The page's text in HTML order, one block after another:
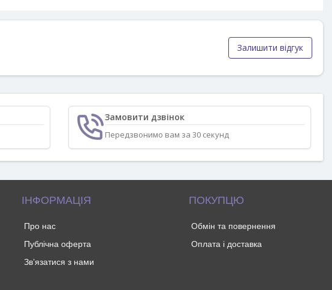
Залишити відгук
Замовити дзвінок
Передзвонимо вам за 30 секунд
ІНФОРМАЦІЯ
Про нас
Публічна оферта
Зв’язатися з нами
ПОКУПЦЮ
Обмін та повернення
Оплата і доставка